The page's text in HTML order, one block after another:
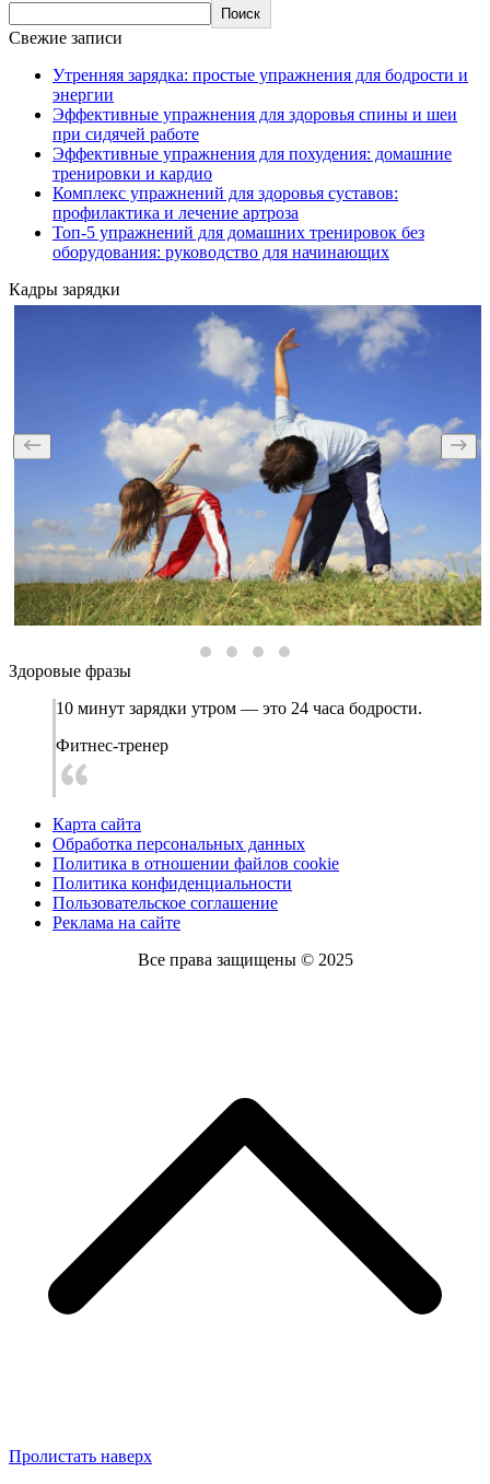
Поиск
Свежие записи
Утренняя зарядка: простые упражнения для бодрости и
энергии
Эффективные упражнения для здоровья спины и шеи
при сидячей работе
Эффективные упражнения для похудения: домашние
тренировки и кардио
Комплекс упражнений для здоровья суставов:
профилактика и лечение артроза
Топ-5 упражнений для домашних тренировок без
оборудования: руководство для начинающих
Кадры зарядки
Здоровые фразы
10 минут зарядки утром — это 24 часа бодрости.
Фитнес-тренер
Карта сайта
Обработка персональных данных
Политика в отношении файлов cookie
Политика конфиденциальности
Пользовательское соглашение
Реклама на сайте
Все права защищены © 2025
Пролистать наверх